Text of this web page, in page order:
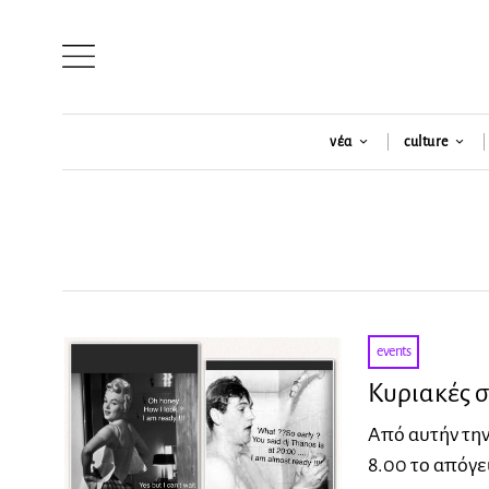
νέα culture
events
Κυριακές
Από αυτήν
8.00 το